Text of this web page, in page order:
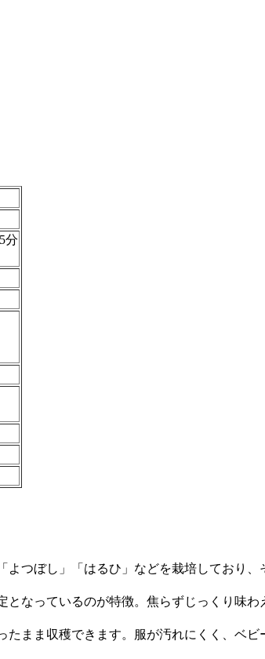
分
つぼし」「はるひ」などを栽培しており、
なっているのが特徴。焦らずじっくり味わ
まま収穫できます。服が汚れにくく、ベビ